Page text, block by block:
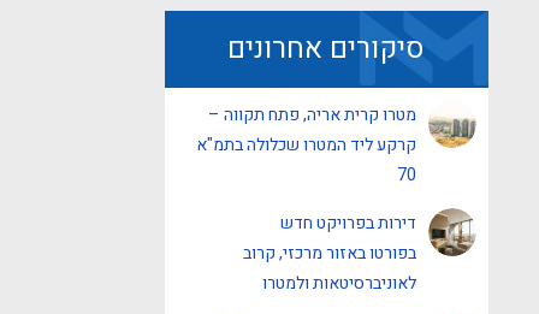
סיקורים אחרונים
מטרו קרית אריה, פתח תקווה –
קרקע ליד המטרו שכלולה בתמ"א
70
דירות בפרויקט חדש
בפורטו באזור מרכזי, קרוב
לאוניברסיטאות ולמטרו